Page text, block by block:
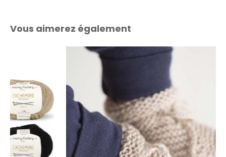
Vous aimerez également